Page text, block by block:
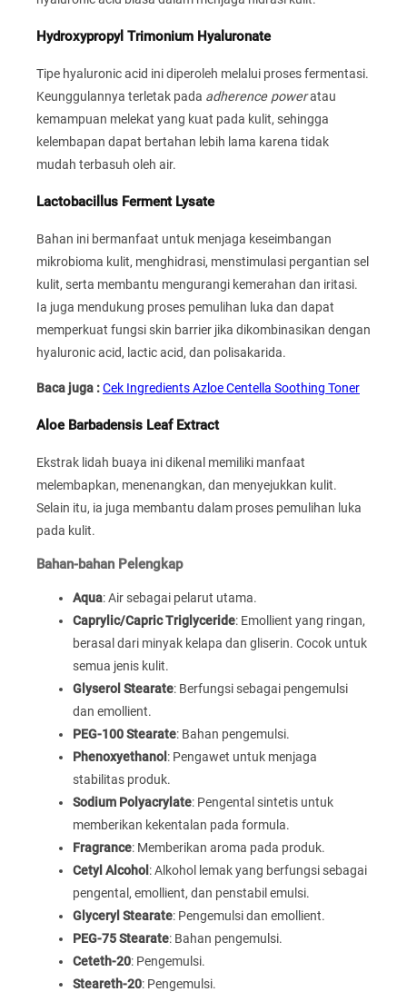
Hydroxypropyl Trimonium Hyaluronate
Tipe hyaluronic acid ini diperoleh melalui proses fermentasi.
Keunggulannya terletak pada adherence poweratau
kemampuan melekat yang kuat pada kulit, sehingga
kelembapan dapat bertahan lebih lama karena tidak
mudah terbasuh oleh air.
Lactobacillus Ferment Lysate
Bahan ini bermanfaat untuk menjaga keseimbangan
mikrobioma kulit, menghidrasi, menstimulasi pergantian sel
kulit, serta membantu mengurangi kemerahan dan iritasi.
Ia juga mendukung proses pemulihan luka dan dapat
memperkuat fungsi skin barrier jika dikombinasikan dengan
hyaluronic acid, lactic acid, dan polisakarida.
Baca juga :Cek Ingredients Azloe Centella Soothing Toner
Aloe Barbadensis Leaf Extract
Ekstrak lidah buaya ini dikenal memiliki manfaat
melembapkan, menenangkan, dan menyejukkan kulit.
Selain itu, ia juga membantu dalam proses pemulihan luka
pada kulit.
Bahan-bahan Pelengkap
Aqua: Air sebagai pelarut utama.
Caprylic/Capric Triglyceride: Emollient yang ringan,
berasal dari minyak kelapa dan gliserin. Cocok untuk
semua jenis kulit.
Glyserol Stearate: Berfungsi sebagai pengemulsi
dan emollient.
PEG-100 Stearate: Bahan pengemulsi.
Phenoxyethanol : Pengawet untuk menjaga
stabilitas produk.
Sodium Polyacrylate: Pengental sintetis untuk
memberikan kekentalan pada formula.
Fragrance: Memberikan aroma pada produk.
Cetyl Alcohol : Alkohol lemak yang berfungsi sebagai
pengental, emollient, dan penstabil emulsi.
Glyceryl Stearate: Pengemulsi dan emollient.
PEG-75 Stearate: Bahan pengemulsi.
Ceteth-20: Pengemulsi.
Steareth-20: Pengemulsi.